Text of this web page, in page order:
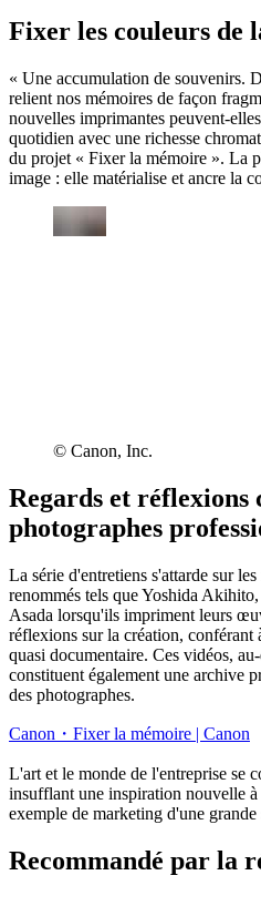
Fixer les couleurs de
« Une accumulation de souvenirs.
relient nos mémoires de façon
nouvelles imprimantes peuvent-
quotidien avec une richesse
du projet « Fixer la mémoire ». La
image : elle matérialise et ancre la
© Canon, Inc.
Regards et réflexions
photographes
La série d'entretiens s'attarde sur
renommés tels que Yoshida
Asada lorsqu'ils impriment leurs
réflexions sur la création, conférant
quasi documentaire. Ces vidéos,
constituent également une archive
des photographes.
Canon・Fixer la mémoire | Canon
L'art et le monde de l'entreprise se
insufflant une inspiration nouvelle
exemple de marketing d'une
Recommandé par la